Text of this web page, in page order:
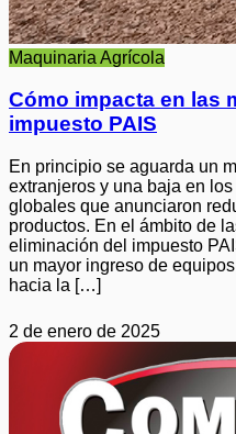
Maquinaria Agrícola
Cómo impacta en las
impuesto PAIS
En principio se aguarda un
extranjeros y una baja en
globales que anunciaron
productos. En el ámbito de
eliminación del impuesto
un mayor ingreso de
hacia la […]
2 de enero de 2025